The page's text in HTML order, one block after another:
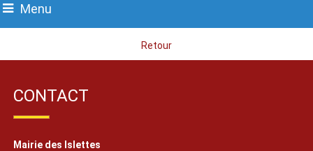
Menu
Retour
CONTACT
Mairie des Islettes